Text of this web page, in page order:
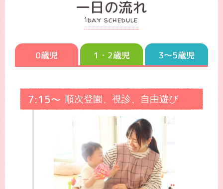
一日の流れ
1day schedule
0歳児 1・2歳児 3～5歳児
7:15～ 順次登園、視診、自由遊び